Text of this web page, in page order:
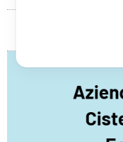
Giuseppe